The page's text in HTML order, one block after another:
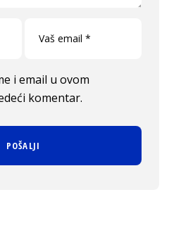
i email u ovom
komentar.